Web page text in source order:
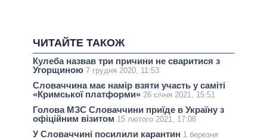
ЧИТАЙТЕ ТАКОЖ
Кулеба назвав три причини не сваритися з
Угорщиною 7 грудня 2020, 11:53
Словаччина має намір взяти участь у саміті
«Кримської платформи» 26 січня 2021, 15:51
Голова МЗС Словаччини приїде в Україну з
офіційним візитом 15 лютого 2021, 17:08
У Словаччині посилили карантин 1 березня